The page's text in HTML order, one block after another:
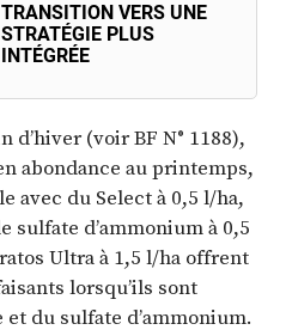
TRANSITION VERS UNE
STRATÉGIE PLUS
INTÉGRÉE
d’hiver (voir BF N° 1188),
abondance au printemps,
avec du Select à 0,5 l/ha,
sulfate d’ammonium à 0,5
Ultra à 1,5 l/ha offrent
lorsqu’ils sont
du sulfate d’ammonium.